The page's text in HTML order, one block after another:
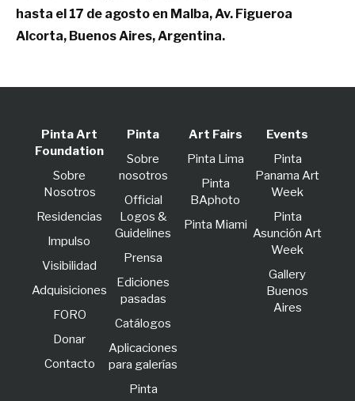
hasta el 17 de agosto en Malba, Av. Figueroa
Alcorta, Buenos Aires, Argentina.
Pinta Art
Foundation
Sobre
Nosotros
Residencias
lmpulso
Visibilidad
Adquisiciones
FORO
Donar
Contacto
Pinta
Sobre
nosotros
Official
Logos &
Guidelines
Prensa
Ediciones
pasadas
Catálogos
Aplicaciones
para galerías
Pinta
Art Fairs
Pinta Lima
Pinta
BAphoto
Pinta Miami
Events
Pinta
Panama Art
Week
Pinta
Asunción Art
Week
Gallery
Buenos
Aires